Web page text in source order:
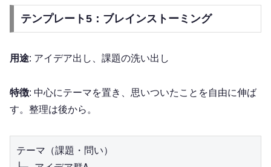
テンプレート5：ブレインストーミング
用途: アイデア出し、課題の洗い出し
特徴: 中心にテーマを置き、思いついたことを自由に伸ば
す。整理は後から。
テーマ（課題・問い）